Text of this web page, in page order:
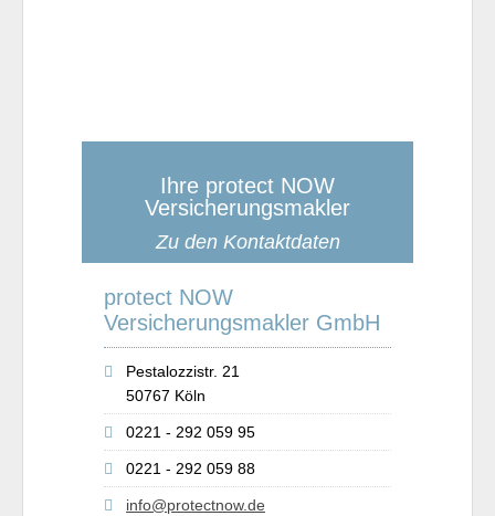
Ihre protect NOW
Versicherungsmakler
Zu den Kontaktdaten
protect NOW
Versicherungsmakler GmbH
Pestalozzistr. 21
50767 Köln
0221 - 292 059 95
0221 - 292 059 88
info@protectnow.de